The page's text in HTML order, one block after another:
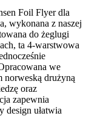
Foil Flyer dla
wykonana z naszej
do żeglugi
ta 4-warstwowa
we
norweską drużyną
oraz
zapewnia
design ułatwia